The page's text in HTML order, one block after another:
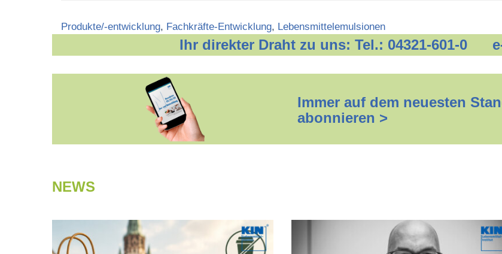
Categories
Produkte/-entwicklung, Fachkräfte-Entwicklung, Lebensmittelemulsionen
Ihr direkter Draht zu uns: Tel.: 04321-601-0
Immer auf dem neuesten
abonnieren >
NEWS